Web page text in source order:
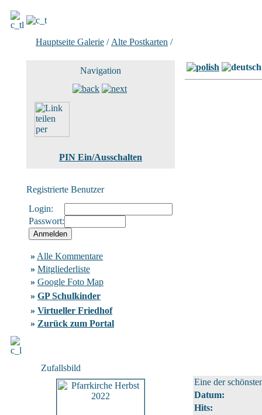
Hauptseite Galerie / Alte Postkarten /
Navigation
PIN Ein/Ausschalten
Registrierte Benutzer
Login:
Passwort:
» Alle Kommentare
» Mitgliederliste
» Google Foto Map
» GP Schulkinder
» Virtueller Friedhof
» Zurück zum Portal
Zufallsbild
Eine der
Datum:
Hits: